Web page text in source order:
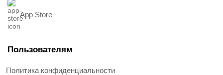
App Store
Пользователям
Политика конфиденциальности